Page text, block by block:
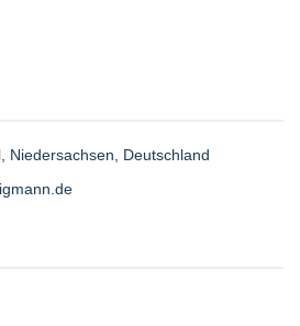
Niedersachsen, Deutschland